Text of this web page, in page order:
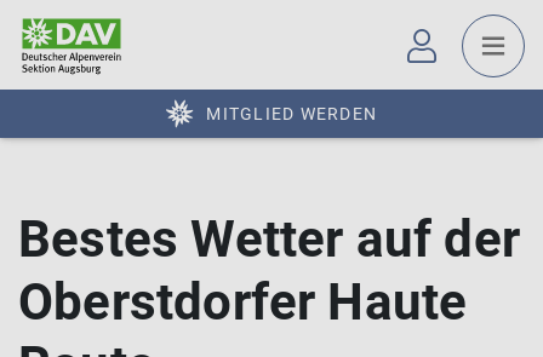
MITGLIED WERDEN
Bestes Wetter auf der
Oberstdorfer Haute